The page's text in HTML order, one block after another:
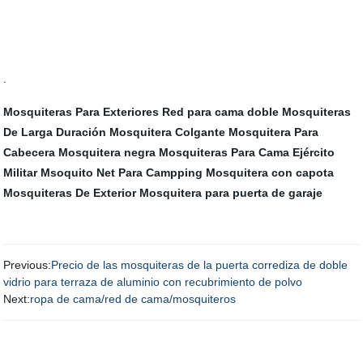
Mosquiteras Para Exteriores Red para cama doble Mosquiteras
De Larga Duración Mosquitera Colgante Mosquitera Para
Cabecera Mosquitera negra Mosquiteras Para Cama Ejército
Militar Msoquito Net Para Campping Mosquitera con capota
Mosquiteras De Exterior Mosquitera para puerta de garaje
Previous:Precio de las mosquiteras de la puerta corrediza de doble
vidrio para terraza de aluminio con recubrimiento de polvo
Next:ropa de cama/red de cama/mosquiteros